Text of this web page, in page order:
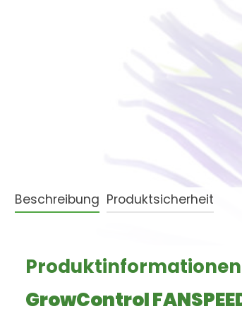
Beschreibung Produktsicherheit
Produktinformationen
GrowControl